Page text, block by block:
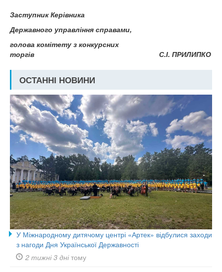
Заступник Керівника
Державного управління справами,
голова комітету з конкурсних
торгів С.І. ПРИЛИПКО
ОСТАННІ НОВИНИ
У Міжнародному дитячому центрі «Артек» відбулися заходи
з нагоди Дня Української Державності
2 тижні 3 днітому